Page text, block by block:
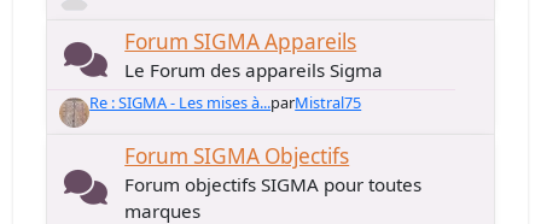
Forum SIGMA Appareils
Le Forum des appareils Sigma
Re : SIGMA - Les mises à...parMistral75
Forum SIGMA Objectifs
Forum objectifs SIGMA pour toutes
marques